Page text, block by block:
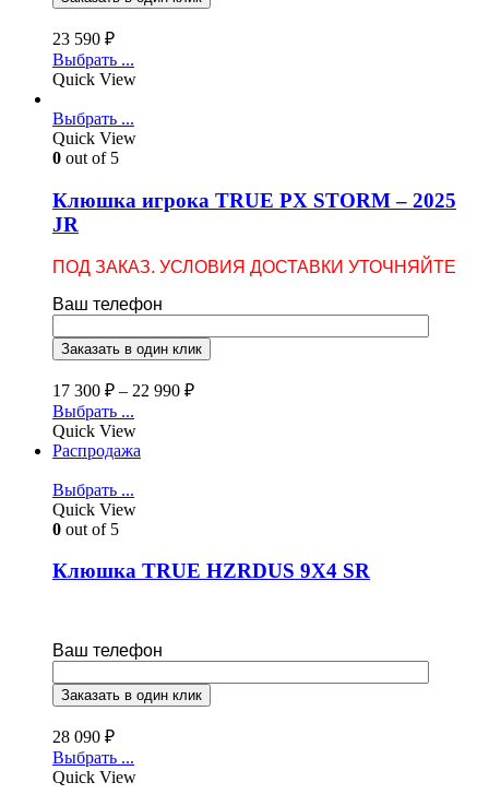
23 590 ₽
Выбрать ...
Quick View
Выбрать ...
Quick View
0 out of 5
Клюшка игрока TRUE PX STORM – 2025
JR
ПОД ЗАКАЗ. УСЛОВИЯ ДОСТАВКИ УТОЧНЯЙТЕ
Ваш телефон
17 300 ₽ – 22 990 ₽
Выбрать ...
Quick View
Распродажа
Выбрать ...
Quick View
0 out of 5
Клюшка TRUE HZRDUS 9X4 SR
Ваш телефон
28 090 ₽
Выбрать ...
Quick View